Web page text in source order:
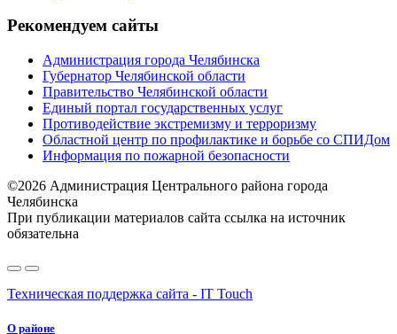
Рекомендуем сайты
Администрация города Челябинска
Губернатор Челябинской области
Правительство Челябинской области
Единый портал государственных услуг
Противодействие экстремизму и терроризму
Областной центр по профилактике и борьбе со СПИДом
Информация по пожарной безопасности
©2026 Администрация Центрального района города
Челябинска
При публикации материалов сайта ссылка на источник
обязательна
Техническая поддержка сайта - IT Touch
О районе